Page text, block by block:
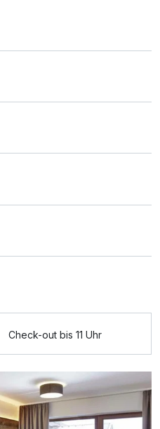
489,00 €
Check-out bis 11 Uhr